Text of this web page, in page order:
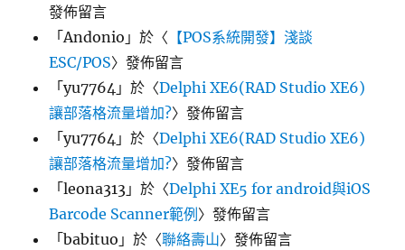
發佈留言
「Andonio 」於〈 【POS系統開發】淺談
ESC/POS〉發佈留言
「yu7764 」於〈Delphi XE6(RAD Studio XE6)
讓部落格流量增加?〉發佈留言
「yu7764 」於〈Delphi XE6(RAD Studio XE6)
讓部落格流量增加?〉發佈留言
「leona313 」於〈Delphi XE5 for android與iOS
Barcode Scanner範例 〉發佈留言
「babituo 」於〈聯絡壽山〉發佈留言